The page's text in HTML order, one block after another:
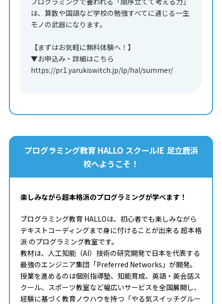
は、算数や国語など学校の勉強すべてに通じる一生
モノの武器になります。
【まずはお気軽に無料体験へ！】
▼お申込み・詳細はこちら
https://pr1.yarukiswitch.jp/lp/hal/summer/
プログラミング教育 HALLO スクールIE 足立鹿浜
校へようこそ！
楽しみながら超本格派のプログラミングが学べます！
プログラミング教育 HALLOは、初心者でも楽しみながら
テキストコーディングまで身に付けることが出来る 超本格
派 のプログラミング教室です。
教材は、人工知能（AI）技術の研究開発で日本を代表する
最強のエンジニア集団「Preferred Networks」が開発。
授業を進めるのは個別指導塾、知能育成、英語・英会話ス
クール、スポーツ教室など幅広いサービスを全国展開し、
経験に基づく教育ノウハウを持つ「やる気スイッチグルー